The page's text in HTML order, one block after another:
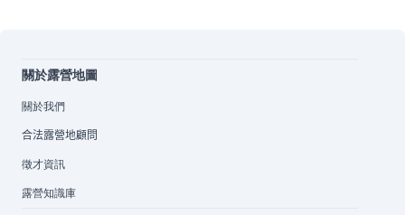
關於露營地圖
關於我們
合法露營地顧問
徵才資訊
露營知識庫